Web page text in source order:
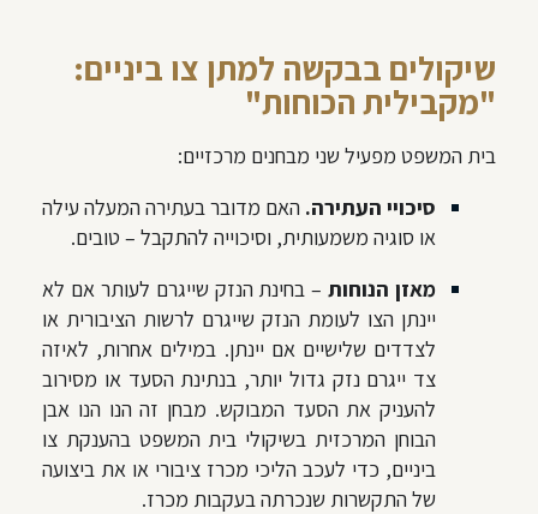
שיקולים בבקשה למתן צו ביניים:
"מקבילית הכוחות"
בית המשפט מפעיל שני מבחנים מרכזיים:
סיכויי העתירה. האם מדובר בעתירה המעלה עילה
או סוגיה משמעותית, וסיכוייה להתקבל – טובים.
מאזן הנוחות– בחינת הנזק שייגרם לעותר אם לא
יינתן הצו לעומת הנזק שייגרם לרשות הציבורית או
לצדדים שלישיים אם יינתן. במילים אחרות, לאיזה
צד ייגרם נזק גדול יותר, בנתינת הסעד או מסירוב
להעניק את הסעד המבוקש. מבחן זה הנו הנו אבן
הבוחן המרכזית בשיקולי בית המשפט בהענקת צו
ביניים, כדי לעכב הליכי מכרז ציבורי או את ביצועה
של התקשרות שנכרתה בעקבות מכרז.